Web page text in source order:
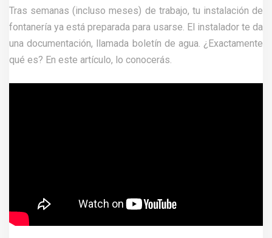
Tras semanas (incluso meses) de trabajo, tu instalación de
fontanería ya está preparada para usarse. El instalador te da
una documentación, llamada boletín de agua. ¿Exactamente
qué es? En este artículo, lo conocerás.